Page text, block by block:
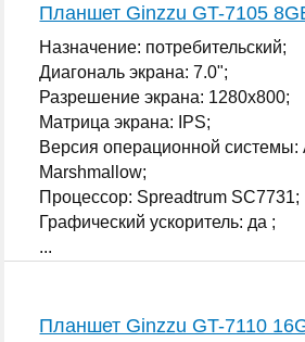
Планшет Ginzzu GT-7105
Назначение: потребительский;
Диагональ экрана: 7.0";
Разрешение экрана: 1280x800;
Матрица экрана: IPS;
Версия операционной системы:
Marshmallow;
Процессор: Spreadtrum SC7731;
Графический ускоритель: да ;
...
Планшет Ginzzu GT-7110